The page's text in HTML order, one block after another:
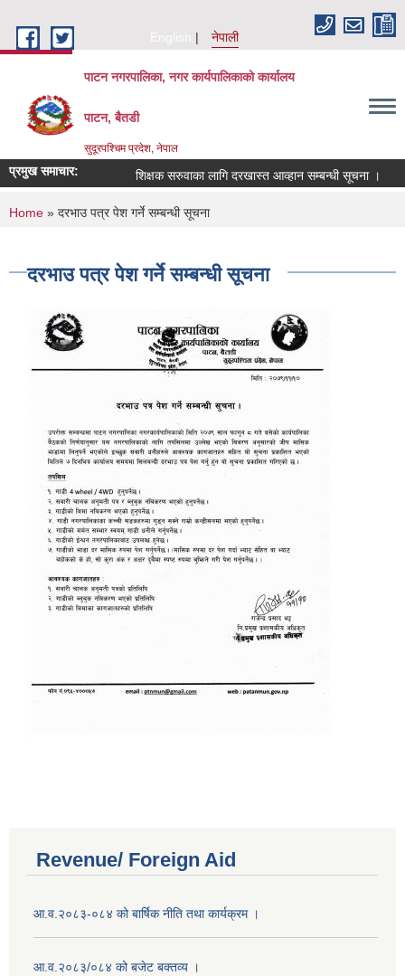
English
नेपाली
पाटन नगरपालिका, नगर कार्यपालिकाको कार्यालय
पाटन, बैतडी
सुदूरपश्चिम प्रदेश, नेपाल
प्रमुख समाचार: शिक्षक सरुवाका लागि दरखास्त आव्हान सम्बन्धी सूचना ।
You are here
Home » दरभाउ पत्र पेश गर्ने सम्‍बन्‍धी सूचना
दरभाउ पत्र पेश गर्ने सम्‍बन्‍धी सूचना
Revenue/ Foreign Aid
आ.व.२०८३-०८४ को बार्षिक नीति तथा कार्यक्रम ।
आ.व.२०८३/०८४ को बजेट बक्तव्य ।